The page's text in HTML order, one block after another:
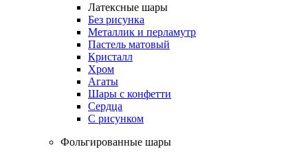
Латексные шары
Без рисунка
Металлик и перламутр
Пастель матовый
Кристалл
Хром
Агаты
Шары с конфетти
Сердца
С рисунком
Фольгированные шары